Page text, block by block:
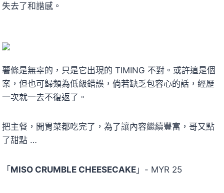
失去了和諧感。
薯條是無辜的，只是它出現的 TIMING 不對。或許這是個
案，但也可歸類為低級錯誤，倘若缺乏包容心的話，經歷
一次就一去不復返了。
把主餐，開胃菜都吃完了，為了讓內容繼續豐富，哥又點
了甜點 …
「MISO CRUMBLE CHEESECAKE 」- MYR 25